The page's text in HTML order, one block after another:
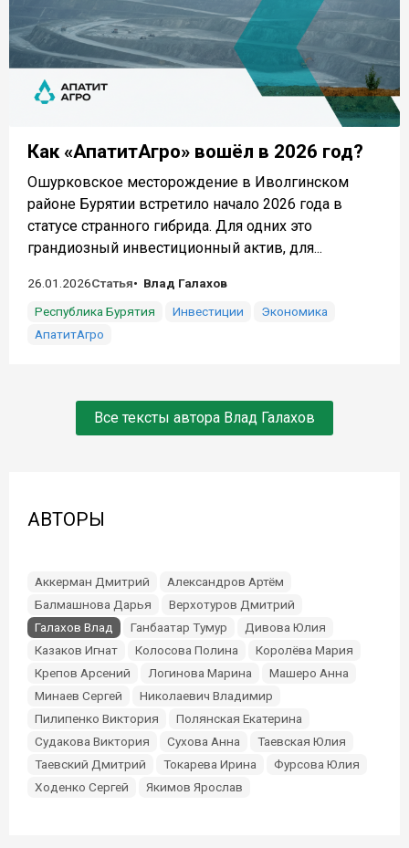
Как «АпатитАгро» вошёл в 2026 год?
Ошурковское месторождение в Иволгинском
районе Бурятии встретило начало 2026 года в
статусе странного гибрида. Для одних это
грандиозный инвестиционный актив, для...
26.01.2026Статья
Влад Галахов
Республика Бурятия
Инвестиции
Экономика
АпатитАгро
Все тексты автора Влад Галахов
АВТОРЫ
Аккерман Дмитрий
Александров Артём
Балмашнова Дарья
Верхотуров Дмитрий
Галахов Влад
Ганбаатар Тумур
Дивова Юлия
Казаков Игнат
Колосова Полина
Королёва Мария
Крепов Арсений
Логинова Марина
Машеро Анна
Минаев Сергей
Николаевич Владимир
Пилипенко Виктория
Полянская Екатерина
Судакова Виктория
Сухова Анна
Таевская Юлия
Таевский Дмитрий
Токарева Ирина
Фурсова Юлия
Ходенко Сергей
Якимов Ярослав